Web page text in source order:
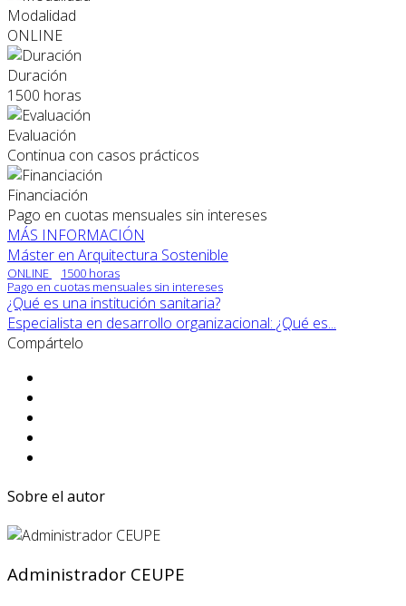
Modalidad
ONLINE
Duración
1500 horas
Evaluación
Continua con casos prácticos
Financiación
Pago en cuotas mensuales sin intereses
MÁS INFORMACIÓN
Máster en Arquitectura Sostenible
ONLINE
1500 horas
Pago en cuotas mensuales sin intereses
¿Qué es una institución sanitaria?
Especialista en desarrollo organizacional: ¿Qué es...
Compártelo
Sobre el autor
Administrador CEUPE